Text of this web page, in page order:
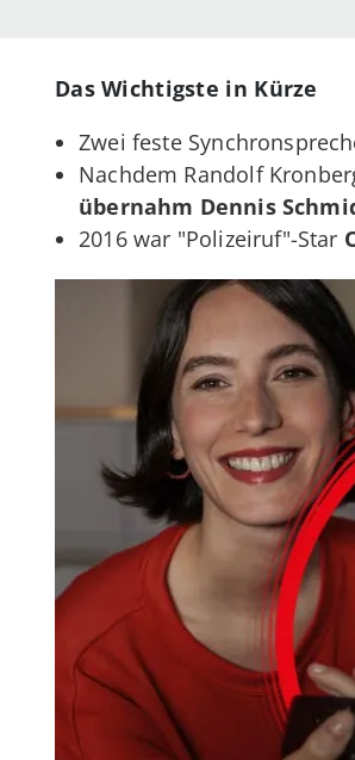
Das Wichtigste in Kürze
Zwei feste
Nachdem Randolf
übernahm Dennis
2016 war "Polizeiruf"-Star